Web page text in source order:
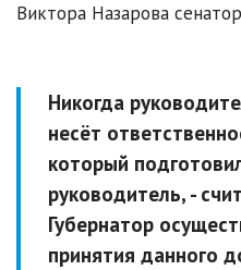
Виктора Назарова
Никогда
несёт
который
руководитель, -
Губернатор
принятия данного